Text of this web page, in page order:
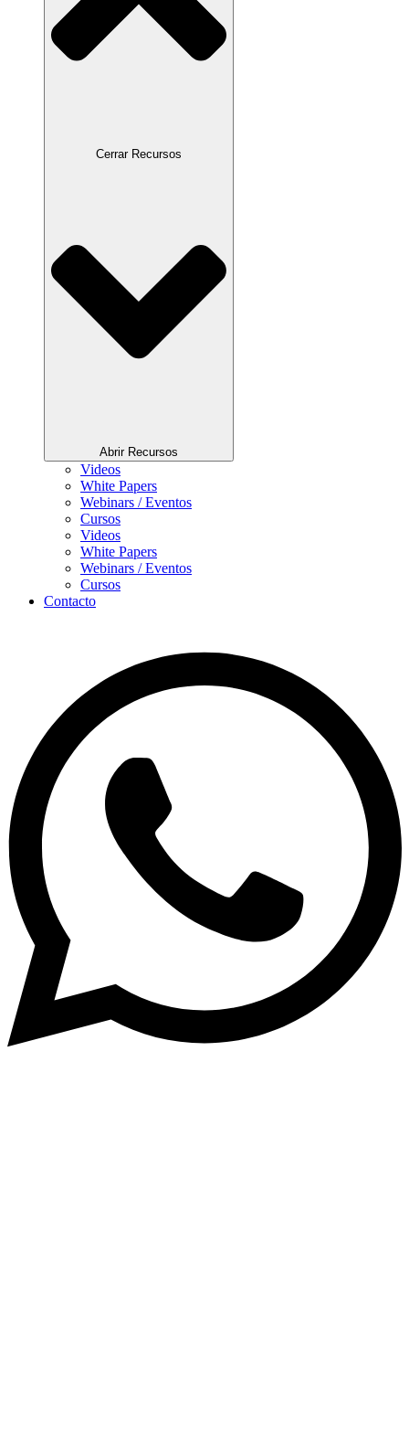
Cerrar Recursos
Abrir Recursos
Videos
White Papers
Webinars / Eventos
Cursos
Videos
White Papers
Webinars / Eventos
Cursos
Contacto